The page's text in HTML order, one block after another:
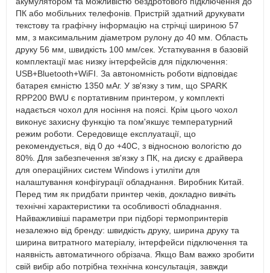
ПК або мобільних телефонів. Пристрій здатний друкувати
текстову та графічну інформацію на стрічці шириною 57
мм, з максимальним діаметром рулону до 40 мм. Область
друку 56 мм, швидкість 100 мм/сек. Устаткування в базовій
комплектації має низку інтерфейсів для підключення:
USB+Bluetooth+WiFI. За автономність роботи відповідає
батарея ємністю 1350 мАг. У зв'язку з тим, що SPARK
RPP200 BWU є портативним принтером, у комплекті
надається чохол для носіння на поясі. Крім цього чохол
виконує захисну функцію та пом'якшує температурний
режим роботи. Середовище експлуатації, що
рекомендується, від 0 до +40С, з відносною вологістю до
80%. Для забезпечення зв'язку з ПК, на диску є драйвера
для операційних систем Windows і утиліти для
налаштування конфігурації обладнання. Виробник Китай.
Перед тим як придбати принтер чеків, докладно вивчіть
технічні характеристики та особливості обладнання.
Найважливіші параметри при підборі термопринтерів
незалежно від бренду: швидкість друку, ширина друку та
ширина витратного матеріалу, інтерфейси підключення та
наявність автоматичного обрізача. Якщо Вам важко зробити
свій вибір або потрібна технічна консультація, завжди